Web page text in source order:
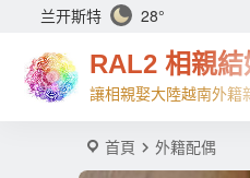
兰开斯特 28°
RAL2 相親
讓相親娶大陸越南外籍
首頁 外籍配偶